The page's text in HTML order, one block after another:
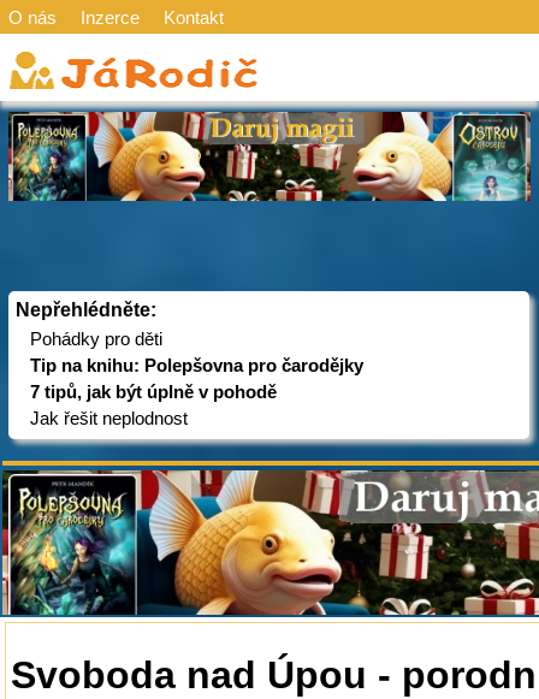
O nás Inzerce Kontakt
Nepřehlédněte:
Pohádky pro děti
Tip na knihu: Polepšovna pro čarodějky
7 tipů, jak být úplně v pohodě
Jak řešit neplodnost
Svoboda nad Úpou -